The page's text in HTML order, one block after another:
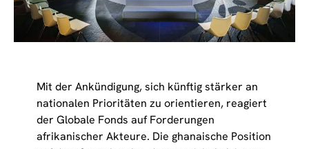
Mit der Ankündigung, sich künftig stärker an
nationalen Prioritäten zu orientieren, reagiert
der Globale Fonds auf Forderungen
afrikanischer Akteure. Die ghanaische Position